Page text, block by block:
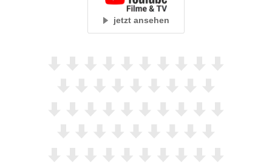
jetzt ansehen